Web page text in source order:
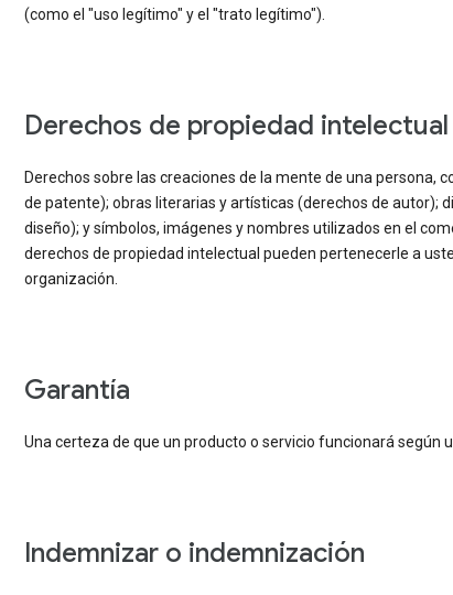
(como el "uso legítimo" y el "trato legítimo").
derechos de propiedad intelectual
Derechos sobre las creaciones de la mente de una persona,
de patente); obras literarias y artísticas (derechos de autor);
diseño); y símbolos, imágenes y nombres utilizados en el
derechos de propiedad intelectual pueden pertenecerle a
organización.
garantía
Una certeza de que un producto o servicio funcionará según
indemnizar o indemnización